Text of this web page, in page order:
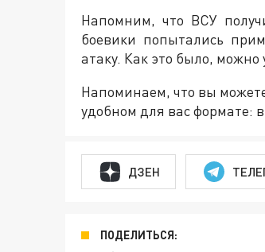
Напомним, что ВСУ
боевики попытались
атаку. Как это было,
Напоминаем, что вы
удобном для вас формате: в
ДЗЕН
ПОДЕЛИТЬСЯ: